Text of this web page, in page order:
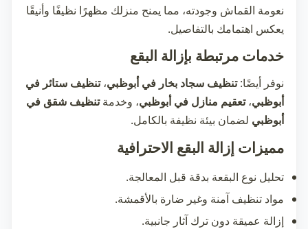
نعومة القماش وجودته، مما يمنح منزلك مظهرًا نظيفًا وأنيقًا
يعكس اهتمامك بالتفاصيل.
خدمات مرتبطة بإزالة البقع
نوفر أيضًا:تنظيف سجاد بخار في أبوظبي،تنظيف ستائر في
أبوظبي،تعقيم منازل في أبوظبي، وخدمةتنظيف شقق في
أبوظبي لضمان بيئة نظيفة بالكامل.
مميزات إزالة البقع الاحترافية
تحليل نوع البقعة بدقة قبل المعالجة.
مواد تنظيف آمنة وغير ضارة بالأقمشة.
إزالة عميقة دون ترك آثار جانبية.